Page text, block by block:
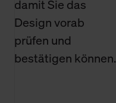
damit Sie das
Design vorab
prüfen und
bestätigen können.